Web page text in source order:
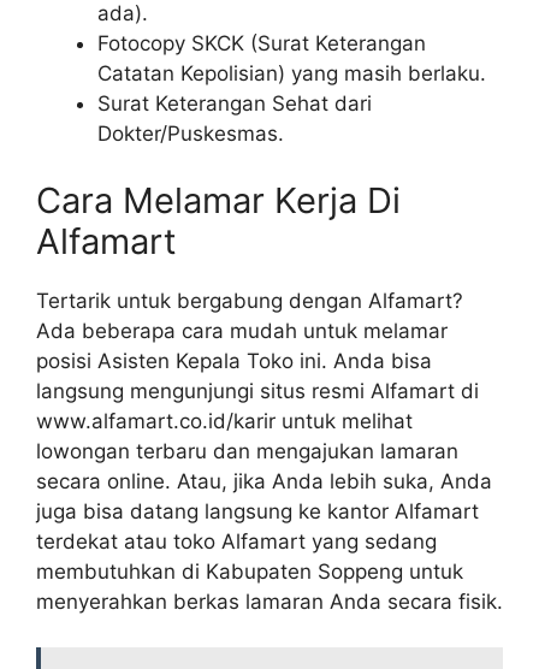
ada).
Fotocopy SKCK (Surat Keterangan
Catatan Kepolisian) yang masih berlaku.
Surat Keterangan Sehat dari
Dokter/Puskesmas.
Cara Melamar Kerja Di
Alfamart
Tertarik untuk bergabung dengan Alfamart?
Ada beberapa cara mudah untuk melamar
posisi Asisten Kepala Toko ini. Anda bisa
langsung mengunjungi situs resmi Alfamart di
www.alfamart.co.id/karir untuk melihat
lowongan terbaru dan mengajukan lamaran
secara online. Atau, jika Anda lebih suka, Anda
juga bisa datang langsung ke kantor Alfamart
terdekat atau toko Alfamart yang sedang
membutuhkan di Kabupaten Soppeng untuk
menyerahkan berkas lamaran Anda secara fisik.